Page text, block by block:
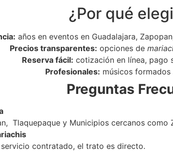
¿Por qué
años en eventos en Guadalajara,
Precios transparentes: opciones de
Reserva fácil: cotización en línea, pago
Profesionales: músicos
Preguntas
Tlaquepaque y Municipios cercanos
contratado, el trato es directo.